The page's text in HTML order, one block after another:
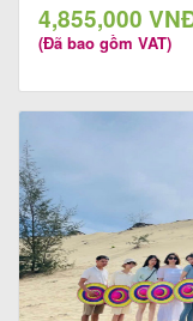
trong
nước
Quy
Nhơn
4,855,000
(Đã bao gồm VAT)